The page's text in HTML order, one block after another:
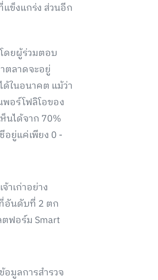
แข็งแกร่ง ส่วนอีก
ดยผู้ร่วมตอบ
ตลาดจะอยู่
ด้ในอนาคต แม้ว่า
อร์โฟลิโอของ
นได้จาก 70%
ยู่แค่เพียง 0 -
าเก่าอย่าง
ที่อันดับที่ 2 ตก
ฟอร์ม Smart
มูลการสำรวจ